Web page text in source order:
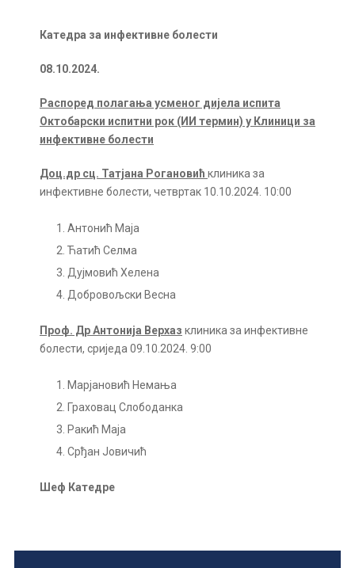
Катедра за инфективне болести
08.10.2024.
Распоред полагања усменог дијела испита
Октобарски испитни рок (ИИ термин) у Клиници за
инфективне болести
Доц.др сц. Татјана Рогановић клиника за
инфективне болести, четвртак 10.10.2024. 10:00
Антонић Маја
Ћатић Селма
Дујмовић Хелена
Добровољски Весна
Проф. Др Антонија Верхаз клиника за инфективне
болести, сриједа 09.10.2024. 9:00
Марјановић Немања
Граховац Слободанка
Ракић Маја
Срђан Јовичић
Шеф Катедре